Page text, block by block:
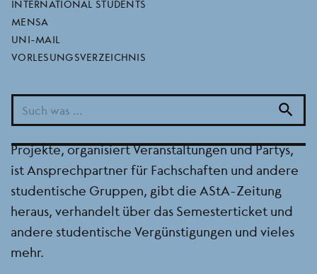
INTERNATIONAL STUDENTS
MENSA
UNI-MAIL
VORLESUNGSVERZEICHNIS
search
eure uniweite studentische Vertretung, die unter
anderem zu den Bereichen Hochschulpolitik,
Kultur, Politischer Bildung, Studienbedingungen,
Der AStA vertritt studentische Interessen
gegenüber der Universität, fördert studentische
Projekte, organisiert Veranstaltungen und Partys,
ist Ansprechpartner für Fachschaften und andere
studentische Gruppen, gibt die AStA-Zeitung
heraus, verhandelt über das Semesterticket und
andere studentische Vergünstigungen und vieles
mehr.